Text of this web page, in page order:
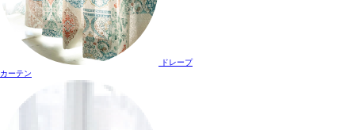
ドレープ
カーテン